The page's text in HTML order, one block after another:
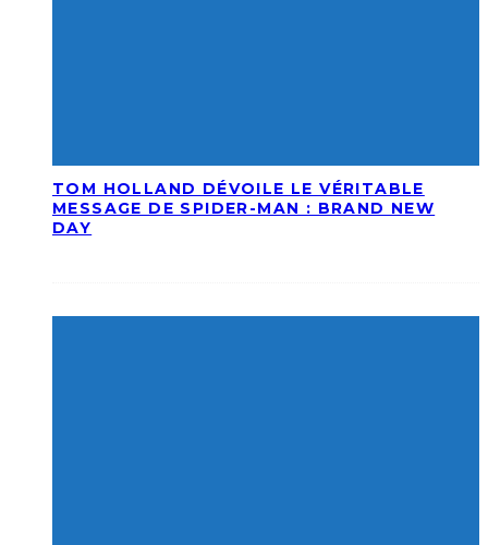
TOM HOLLAND DÉVOILE LE VÉRITABLE
MESSAGE DE SPIDER-MAN : BRAND NEW
DAY